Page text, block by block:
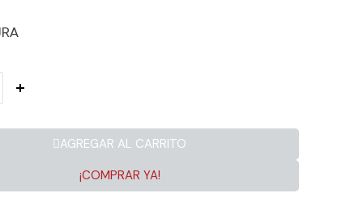
AGREGAR AL CARRITO
¡COMPRAR YA!